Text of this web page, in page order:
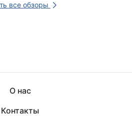
все обзоры
О нас
Контакты